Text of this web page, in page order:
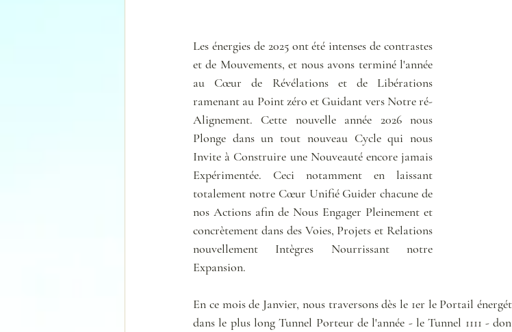
Les énergies de 2025 ont été intenses de contrastes
et de Mouvements, et nous avons terminé l'année
au Cœur de Révélations et de Libérations
ramenant au Point zéro et Guidant vers Notre ré-
Alignement. Cette nouvelle année 2026 nous
Plonge dans un tout nouveau Cycle qui nous
Invite à Construire une Nouveauté encore jamais
Expérimentée. Ceci notamment en laissant
totalement notre Cœur Unifié Guider chacune de
nos Actions afin de Nous Engager Pleinement et
concrètement dans des Voies, Projets et Relations
nouvellement Intègres Nourrissant notre
Expansion.
En ce mois de Janvier, nous traversons dès le 1er le Portail
dans le plus long Tunnel Porteur de l'année - le Tunnel 1111 -